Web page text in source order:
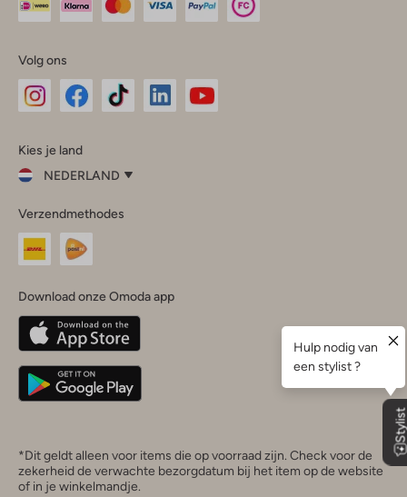
Volg ons
InstagramFacebook
Kies je land
NEDERLAND
je
land
Nederland
Belgique(Français)
Deutschland
Verzendmethodes
Download onze Omoda app
*Dit geldt alleen voor items die op voorraad zijn. Check voor de
zekerheid de verwachte bezorgdatum bij het item op de website
of in je winkelmandje.